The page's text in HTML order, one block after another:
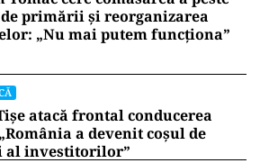
de primării și reorganizarea
„Nu mai putem funcționa”
atacă frontal conducerea
a devenit coșul de
al investitorilor”